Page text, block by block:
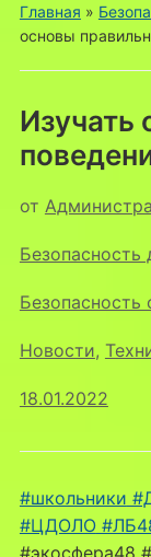
Главная »
основы
Изучать
от
Безопасность
Новости,
18.01.2022
#школьники
#ЦДОЛО
#экосфера48